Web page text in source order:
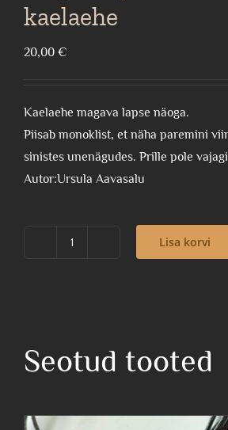
kaelaehe
20,00 €
Kaelaehe magava lapse näoga.
Piisab monoklist, et näha paremini
sinistes unenägudes. Prille pole
Autor:Ursula Aavasalu
Lisa korvi
Seotud tooted